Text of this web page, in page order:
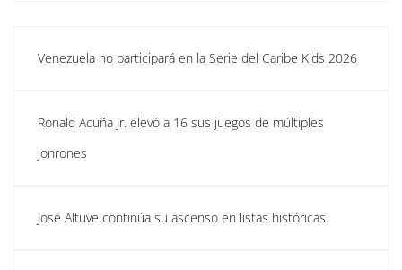
Venezuela no participará en la Serie del Caribe Kids 2026
Ronald Acuña Jr. elevó a 16 sus juegos de múltiples
jonrones
José Altuve continúa su ascenso en listas históricas